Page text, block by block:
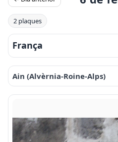
2 plaques
França
Ain (Alvèrnia-Roine-Alps)